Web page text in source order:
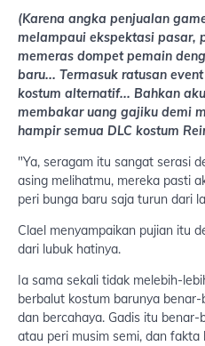
(Karena angka penjualan
melampaui ekspektasi pasar,
memeras dompet pemain
baru... Termasuk ratusan
kostum alternatif... Bahkan
membakar uang gajiku demi
hampir semua DLC kostum
"Ya, seragam itu sangat serasi
asing melihatmu, mereka pasti
peri bunga baru saja turun dari
Clael menyampaikan pujian itu
dari lubuk hatinya.
Ia sama sekali tidak melebih-
berbalut kostum barunya
dan bercahaya. Gadis itu
atau peri musim semi, dan